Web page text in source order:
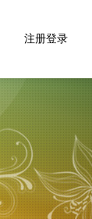
注册登录